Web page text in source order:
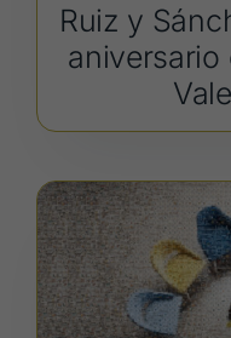
Ruiz y
aniversario